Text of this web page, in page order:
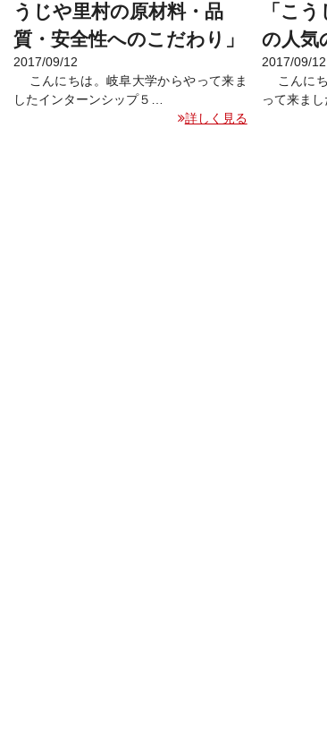
うじや里村の原材料・品
質・安全性へのこだわり」
2017/09/12
こんにちは。岐阜大学からやって来ま
したインターンシップ５…
詳しく見る
「こ
の人気
2017/09/12
こんにち
って来ま